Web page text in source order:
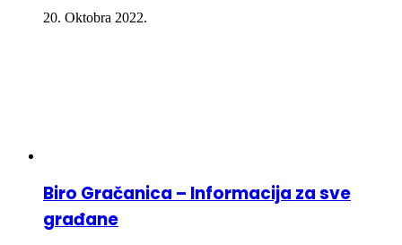
20. Oktobra 2022.
Biro Gračanica – Informacija za sve
građane